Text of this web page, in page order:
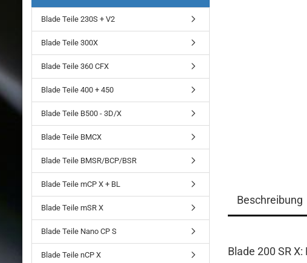
Beschreibung
Blade 200 SR
Blade Teile 230S + V2
Blade Teile 300X
Blade Teile 360 CFX
Blade Teile 400 + 450
Blade Teile B500 - 3D/X
Blade Teile BMCX
Blade Teile BMSR/BCP/BSR
Blade Teile mCP X + BL
Blade Teile mSR X
Blade Teile Nano CP S
Blade Teile nCP X